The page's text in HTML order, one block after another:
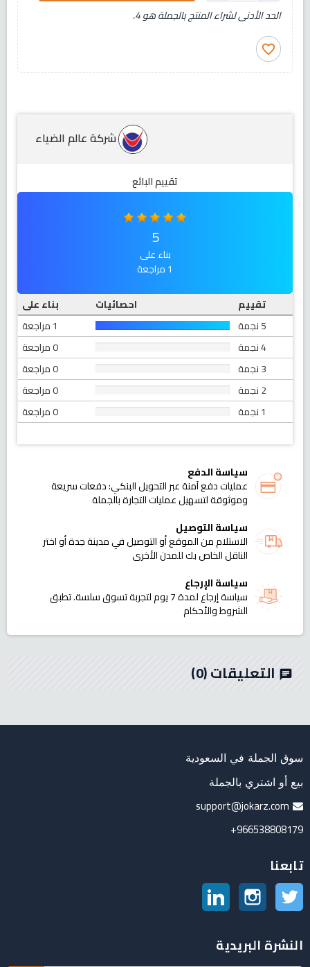
الحد الأدنى لشراء المنتج بالجملة هو 4.
favorite_border
شركة عالم الضياء
تقييم البائع
5
بناء على
1 مراجعة
تقييم
احصائيات
بناء على
5 نجمة
1 مراجعة
4 نجمة
0 مراجعة
3 نجمة
0 مراجعة
2 نجمة
0 مراجعة
1 نجمة
0 مراجعة
سياسة الدفع
عمليات دفع آمنة عبر التحويل البنكي: دفعات سريعة
وموثوقة لتسهيل عمليات التجارة بالجملة
سياسة التوصيل
الاستلام من الموقع أو التوصيل في مدينة جدة أو اختر
الناقل الخاص بك للمدن الأخرى
سياسة الإرجاع
سياسة إرجاع لمدة 7 يوم لتجربة تسوق سلسة. تطبق
الشروط والأحكام
chat التعليقات(0)
سوق الجملة في السعودية
بيع أو اشتري بالجملة
support@jokarz.com
966538808179+
تابعنا
تويتر انستغرام
النشرة البريدية